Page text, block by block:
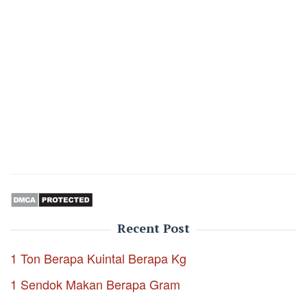
Recent Post
1 Ton Berapa Kuintal Berapa Kg
1 Sendok Makan Berapa Gram